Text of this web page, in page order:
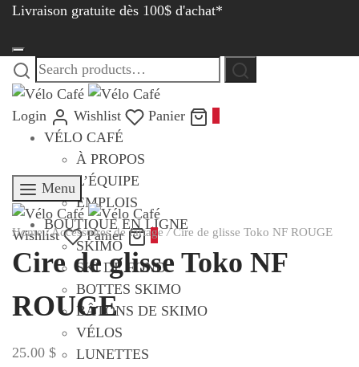
Livraison gratuite dès 100$ d'achat*
Search
for:
Search
Login Wishlist Panier
VÉLO CAFÉ
À PROPOS
L’ÉQUIPE
EMPLOIS
BOUTIQUE EN LIGNE
SKIMO
SKI DE FOND
BOTTES SKIMO
BÂTONS DE SKIMO
VÉLOS
LUNETTES
Menu
Wishlist Panier 0
Home /Accessoires de fartage /Cire de glisse Toko NF ROUGE
Cire de glisse Toko NF
ROUGE
25.00 $